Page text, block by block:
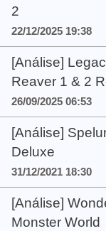
2
22/12/2025 19:38
[Análise]
Reaver 1 & 2
26/09/2025 06:53
[Análise]
Deluxe
31/12/2021 18:30
[Análise]
Monster World